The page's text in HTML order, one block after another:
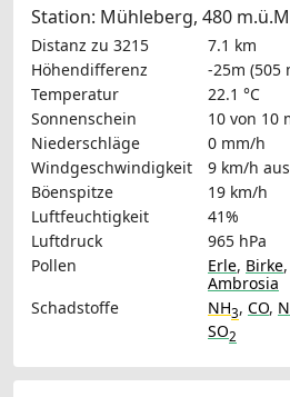
Station: Mühleberg, 480
Distanz zu 3215
7.1 km
Höhendifferenz
-25m (505
Temperatur
22.1 °C
Sonnenschein
10 von 10
Niederschläge
0 mm/h
Windgeschwindigkeit
9 km/h
Böenspitze
19 km/h
Luftfeuchtigkeit
41%
Luftdruck
965 hPa
Pollen
Erle, Birke,
Ambrosia
Schadstoffe
NH3, CO,
SO2